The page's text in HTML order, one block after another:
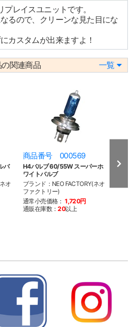
レイスユニットです。
るので、クリーンな見た目にな
カスタムが出来ますよ！
関連商品 一覧
バ
オ
商品番号 000569
H4バルブ 60/55W スーパーホ
ワイトバルブ
ブランド：NEO FACTORY(ネオ
ファクトリー)
通常小売価格： 1,720円
通販在庫数：20以上
7in